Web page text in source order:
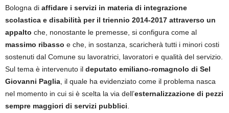
Bologna di affidare i servizi in materia di integrazione
scolastica e disabilità per il triennio 2014-2017 attraverso un
appalto che, nonostante le premesse, si configura come al
massimo ribasso e che, in sostanza, scaricherà tutti i minori costi
sostenuti dal Comune su lavoratrici, lavoratori e qualità del servizio.
Sul tema è intervenuto il deputato emiliano-romagnolo di Sel
Giovanni Paglia , il quale ha evidenziato come il problema nasca
nel momento in cui si è scelta la via dell’esternalizzazione di pezzi
sempre maggiori di servizi pubblici